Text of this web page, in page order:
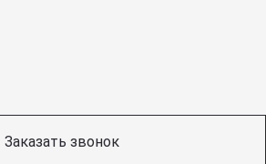
Заказать звонок